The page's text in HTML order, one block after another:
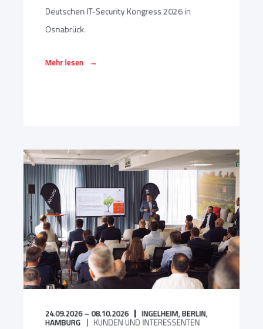
Deutschen IT-Security Kongress 2026 in
Osnabrück.
Mehr lesen →
24.09.2026 – 08.10.2026 INGELHEIM,BERLIN,
HAMBURG KUNDEN UND INTERESSENTEN